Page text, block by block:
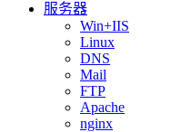
服务器
Win+IIS
Linux
DNS
Mail
FTP
Apache
nginx